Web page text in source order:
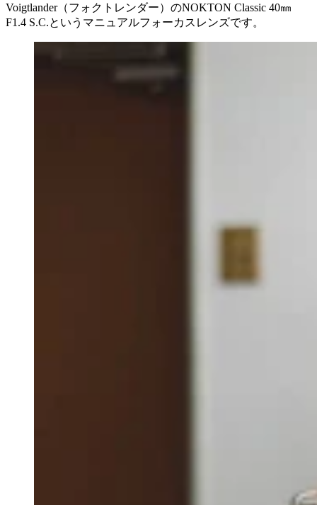
Voigtlander（フォクトレンダー）のNOKTON Classic 40㎜
F1.4 S.C.というマニュアルフォーカスレンズです。